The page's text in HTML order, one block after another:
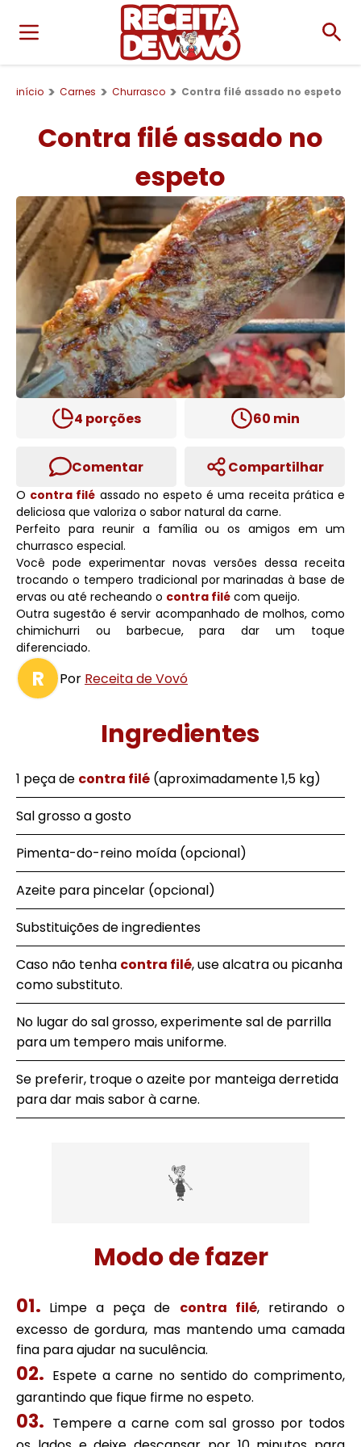
início Carnes Churrasco Contra filé assado no espeto
Contra filé assado no
espeto
4 porções 60 min
Comentar Compartilhar
O contra filé assado no espeto é uma receita prática e
deliciosa que valoriza o sabor natural da carne.
Perfeito para reunir a família ou os amigos em um
churrasco especial.
Você pode experimentar novas versões dessa receita
trocando o tempero tradicional por marinadas à base de
ervas ou até recheando o contra filé com queijo.
Outra sugestão é servir acompanhado de molhos, como
chimichurri ou barbecue, para dar um toque
diferenciado.
R Por Receita de Vovó
Ingredientes
1 peça de contra filé (aproximadamente 1,5 kg)
Sal grosso a gosto
Pimenta-do-reino moída (opcional)
Azeite para pincelar (opcional)
Substituições de ingredientes
Caso não tenha contra filé, use alcatra ou picanha
como substituto.
No lugar do sal grosso, experimente sal de parrilla
para um tempero mais uniforme.
Se preferir, troque o azeite por manteiga derretida
para dar mais sabor à carne.
Modo de fazer
Limpe a peça de contra filé, retirando o
excesso de gordura, mas mantendo uma camada
fina para ajudar na suculência.
Espete a carne no sentido do comprimento,
garantindo que fique firme no espeto.
Tempere a carne com sal grosso por todos